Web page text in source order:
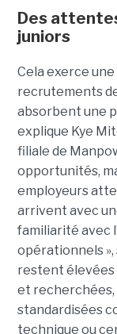
Des
juniors
Cela exerce
recrutements
absorbent une
explique Kye
filiale de
opportunités,
employeurs
arrivent avec
familiarité avec
opérationnels
restent élevées
et recherchées,
standardisées
technique ou